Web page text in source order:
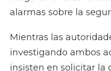
alarmas sobre la
Mientras las
investigando ambos
insisten en solicitar la